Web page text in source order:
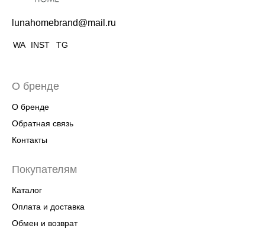
Каталог
Оплата и доставка
Обмен и возврат
О бренде
Обратная связь
Контакты
Покупателям
О бренде
lunahomebrand@mail.ru
WA INST TG